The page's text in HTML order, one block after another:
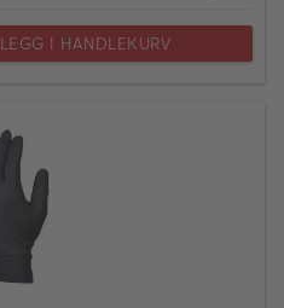
LEGG I HANDLEKURV